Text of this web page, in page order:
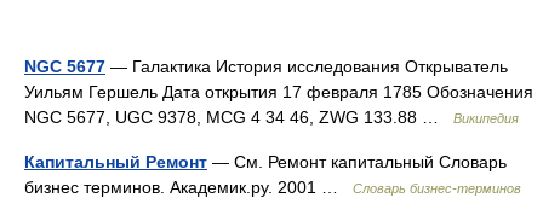
NGC 5677 — Галактика История исследования Открыватель
Уильям Гершель Дата открытия 17 февраля 1785 Обозначения
NGC 5677, UGC 9378, MCG 4 34 46, ZWG 133.88 …
Википедия
Капитальный Ремонт — См. Ремонт капитальный Словарь
бизнес терминов. Академик.ру. 2001 …
Словарь бизнес-терминов